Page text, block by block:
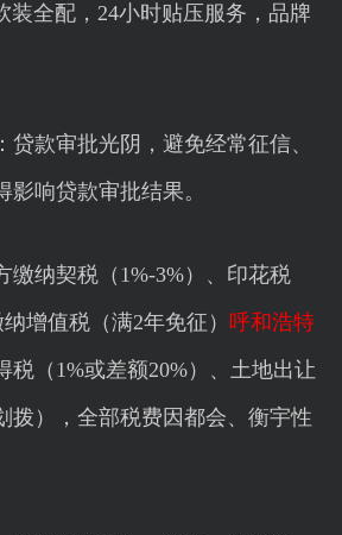
装全配，24小时贴压服务，品牌
款审批光阴，避免经常征信、
响贷款审批结果。
纳契税（1%-3%）、印花税
增值税（满2年免征） 呼和浩特
税（1%或差额20%）、土地出让
拨），全部税费因都会、衡宇性